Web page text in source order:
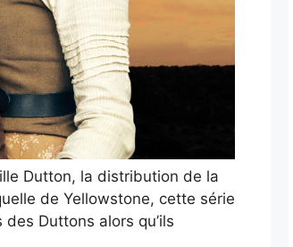
Dutton, la distribution de la
de Yellowstone, cette série
Duttons alors qu’ils